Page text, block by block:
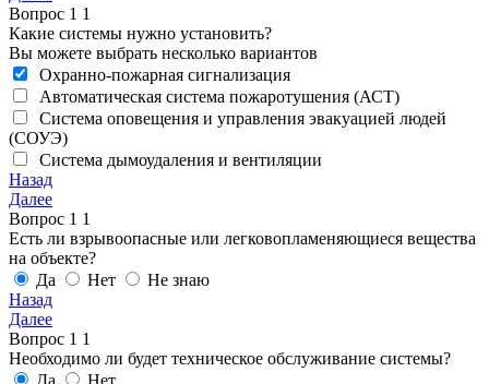
Вопрос 1 1
Какие системы нужно установить?
Вы можете выбрать несколько вариантов
Охранно-пожарная сигнализация
Автоматическая система пожаротушения (АСТ)
Система оповещения и управления эвакуацией людей
(СОУЭ)
Система дымоудаления и вентиляции
Назад
Далее
Вопрос 1 1
Есть ли взрывоопасные или легковопламеняющиеся вещества
на объекте?
Да
Нет
Не знаю
Назад
Далее
Вопрос 1 1
Необходимо ли будет техническое обслуживание системы?